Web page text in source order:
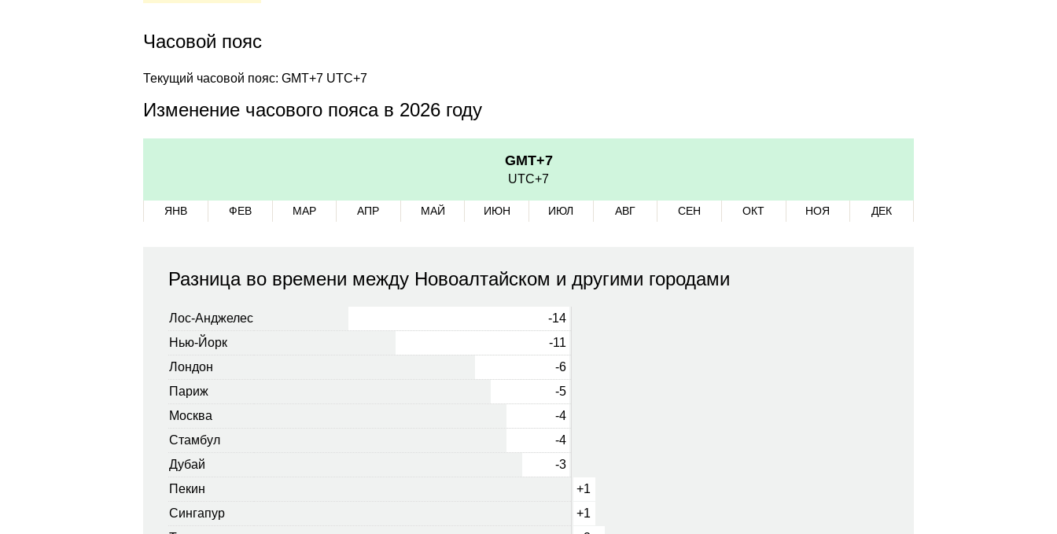
Часовой пояс
Текущий часовой пояс: GMT+7 UTC+7
Изменение часового пояса в 2026 году
GMT+7
UTC+7
ЯНВ ФЕВ МАР АПР МАЙ ИЮН ИЮЛ АВГ СЕН ОКТ НОЯ ДЕК
Разница во времени между Новоалтайском и другими городами
Лос-Анджелес
-14
Нью-Йорк
-11
Лондон
-6
Париж
-5
Москва
-4
Стамбул
-4
Дубай
-3
Пекин
+1
Сингапур
+1